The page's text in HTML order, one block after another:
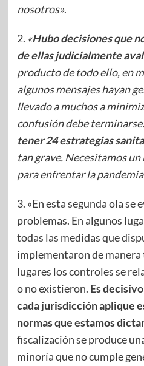
nosotros».
2. «Hubo decisiones que
de ellas judicialmente
producto de todo ello, en
algunos mensajes hayan
llevado a muchos a
confusión debe terminarse.
tener 24 estrategias
tan grave. Necesitamos
para enfrentar la
3. «En esta segunda ola se
problemas. En algunos
todas las medidas que
implementaron de manera
lugares los controles se
o no existieron. Es
cada jurisdicción aplique
normas que estamos
fiscalización se produce
minoría que no cumple